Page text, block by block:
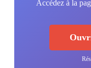
Accédez à la